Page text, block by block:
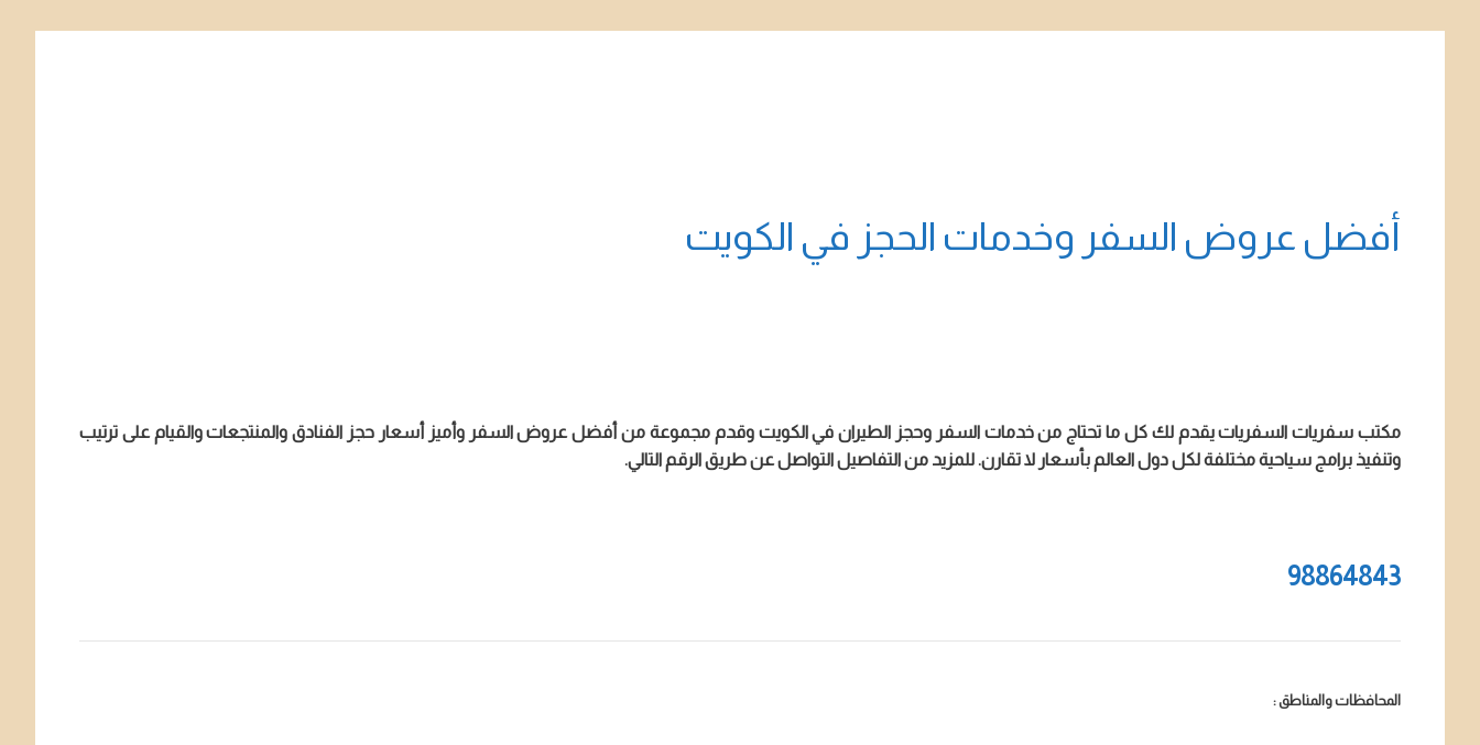
أفضل عروض السفر وخدمات الحجز في الكويت
مكتب سفريات السفريات يقدم لك كل ما تحتاج من خدمات السفر وحجز الطيران في الكويت وقدم مجموعة من أفضل عروض السفر وأميز أسعار حجز الفنادق والمنتجعات والقيام على ترتيب
وتنفيذ برامج سياحية مختلفة لكل دول العالم بأسعار لا تقارن. للمزيد من التفاصيل التواصل عن طريق الرقم التالي.
98864843
المحافظات والمناطق :